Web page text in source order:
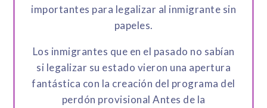
importantes para legalizar al inmigrante sin
papeles.
Los inmigrantes que en el pasado no sabían
si legalizar su estado vieron una apertura
fantástica con la creación del programa del
perdón provisional Antes de la